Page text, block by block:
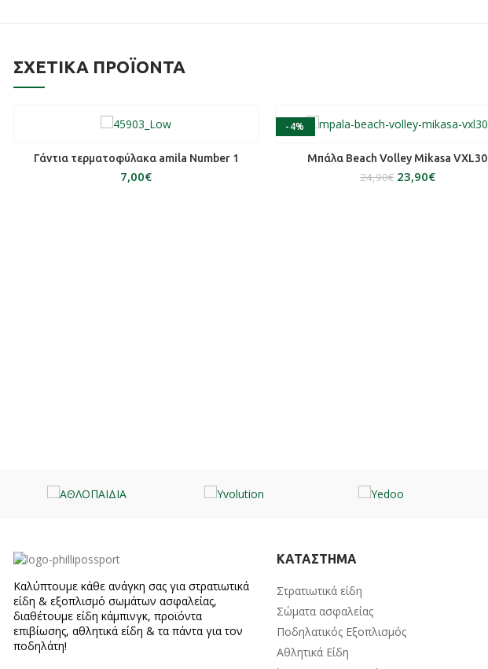
ΣΧΕΤΙΚΆ ΠΡΟΪΌΝΤΑ
ΠΡΟΣΘΉΚΗ ΣΤΟ ΚΑΛΆΘΙ
Γάντια τερματοφύλακα amila Number 1
€
-4%
ΠΡΟΣΘΉΚΗ ΣΤΟ ΚΑΛΆΘΙ
Μπάλα Beach Volley Mikasa VXL30
24,90€ 23,90€
Καλύπτουμε κάθε ανάγκη σας για στρατιωτικά
είδη & εξοπλισμό σωμάτων ασφαλείας,
διαθέτουμε είδη κάμπινγκ, προϊόντα
επιβίωσης, αθλητικά είδη & τα πάντα για τον
ποδηλάτη!
ΚΑΤΑΣΤΗΜΑ
Στρατιωτικά είδη
Σώματα ασφαλείας
Ποδηλατικός Εξοπλισμός
Αθλητικά Είδη